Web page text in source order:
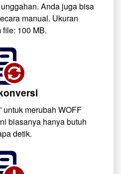
Anda juga bisa
manual. Ukuran
file: 100 MB.
untuk merubah WOFF
biasanya hanya butuh
detik.